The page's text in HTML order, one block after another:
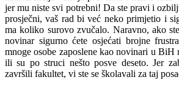
jer mu niste svi potrebni! Da ste pravi i
prosječni, vaš rad bi već neko primjetio i
ma koliko surovo zvučalo. Naravno, ako
novinar sigurno ćete osjećati brojne
mnoge osobe zaposlene kao novinari u BiH
ili su po struci nešto posve deseto. Jer
završili fakultet, vi ste se školavali za taj